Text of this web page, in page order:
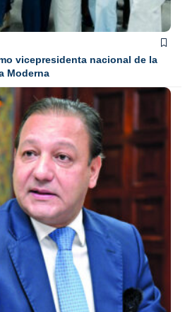
vicepresidenta nacional de la
Moderna